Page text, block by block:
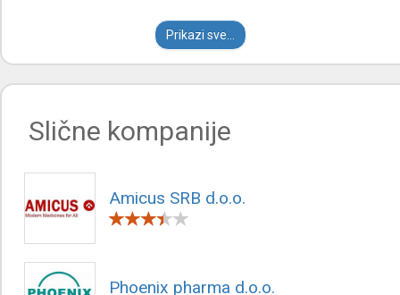
Prikazi sve...
Slične kompanije
Amicus SRB d.o.o.
Phoenix pharma d.o.o.